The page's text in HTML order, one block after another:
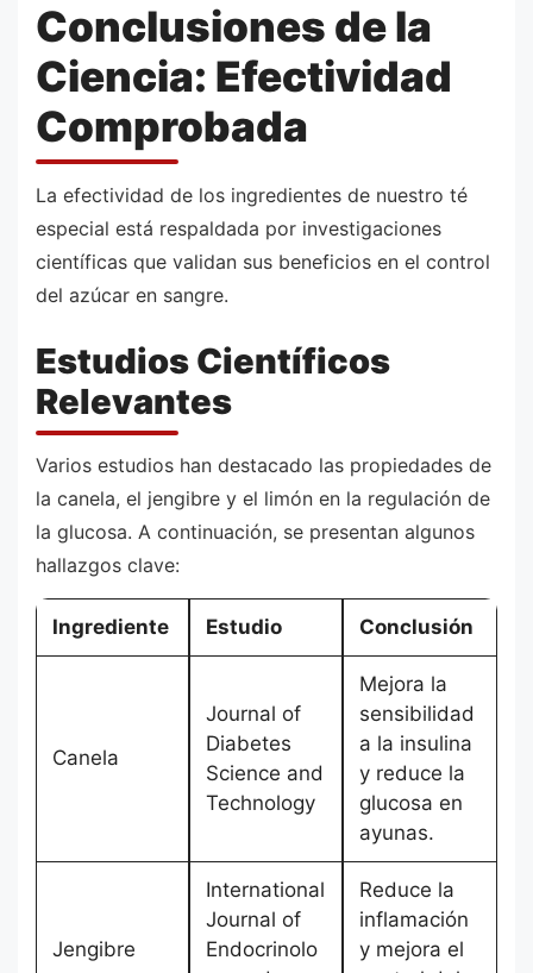
Conclusiones de la
Ciencia: Efectividad
Comprobada
La efectividad de los ingredientes de nuestro té
especial está respaldada por investigaciones
científicas que validan sus beneficios en el control
del azúcar en sangre.
Estudios Científicos
Relevantes
Varios estudios han destacado las propiedades de
la canela, el jengibre y el limón en la regulación de
la glucosa. A continuación, se presentan algunos
hallazgos clave:
Ingrediente Estudio Conclusión
Canela
Journal of
Diabetes
Science and
Technology
Mejora la
sensibilidad
a la insulina
y reduce la
glucosa en
ayunas.
Jengibre
International
Journal of
Endocrinolo
Reduce la
inflamación
y mejora el